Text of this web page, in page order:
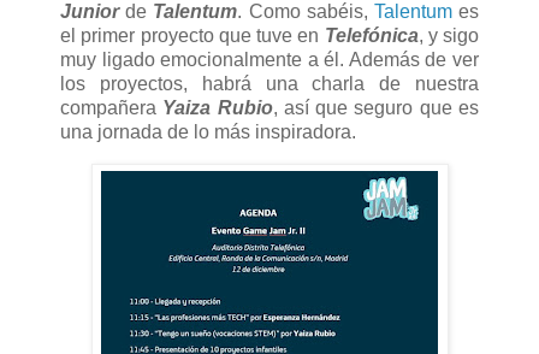
Juniorde Talentum. Como sabéis, Talentumes
el primer proyecto que tuve en Telefónica, y sigo
muy ligado emocionalmente a él. Además de ver
los proyectos, habrá una charla de nuestra
compañera Yaiza Rubio, así que seguro que es
una jornada de lo más inspiradora.